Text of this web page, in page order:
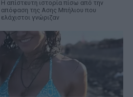
Η απίστευτη ιστορία πίσω από την
απόφαση της Ασης Μπήλιου που
ελάχιστοι γνώριζαν